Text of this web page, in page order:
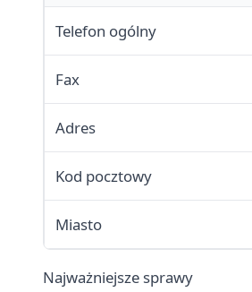
Telefon ogólny
Fax
Adres
Kod pocztowy
Miasto
Najważniejsze sprawy